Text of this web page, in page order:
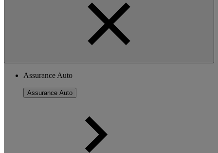
Assurance Auto
Assurance Auto